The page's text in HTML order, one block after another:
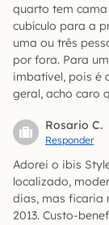
quarto tem cama
cubículo para a
uma ou três
por fora. Para
imbatível, pois é
geral, acho caro
Rosario C.
Responder
Adorei o ibis
localizado,
dias, mas ficaria
2013. Custo-